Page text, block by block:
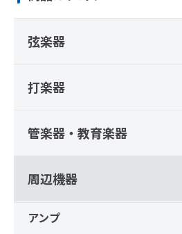
弦楽器
打楽器
管楽器・教育楽器
周辺機器
アンプ